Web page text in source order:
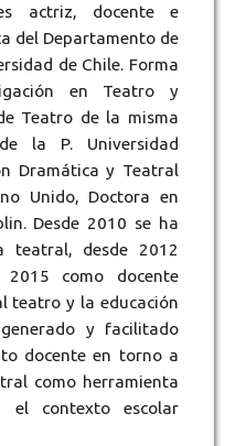
actriz, docente e
del Departamento de
de Chile. Forma
en Teatro y
Teatro de la misma
la P. Universidad
Dramática y Teatral
Unido, Doctora en
Desde 2010 se ha
teatral, desde 2012
como docente
teatro y la educación
y facilitado
docente en torno a
como herramienta
el contexto escolar